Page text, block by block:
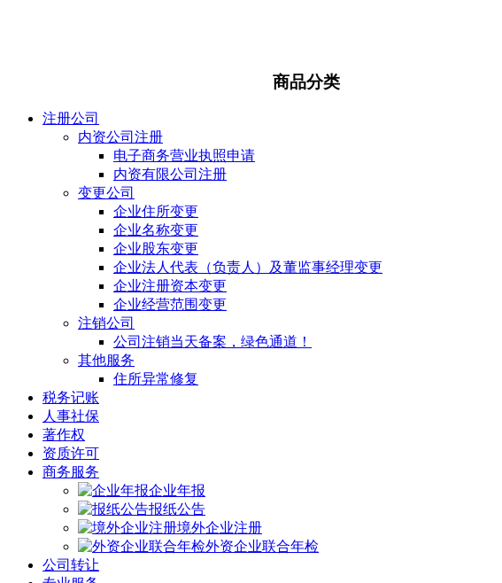
商品分类
注册公司
内资公司注册
电子商务营业执照申请
内资有限公司注册
变更公司
企业住所变更
企业名称变更
企业股东变更
企业法人代表（负责人）及董监事经理变更
企业注册资本变更
企业经营范围变更
注销公司
公司注销当天备案，绿色通道！
其他服务
住所异常修复
税务记账
人事社保
著作权
资质许可
商务服务
企业年报
报纸公告
境外企业注册
外资企业联合年检
公司转让